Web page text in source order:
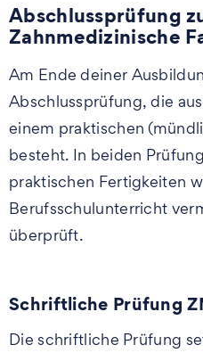
Abschlussprüfung
Zahnmedizinische
Am Ende deiner
Abschlussprüfung, die
einem praktischen
besteht. In beiden
praktischen Fertigkeiten
Berufsschulunterricht
überprüft.
Schriftliche Prüfung
Die schriftliche Prüfung